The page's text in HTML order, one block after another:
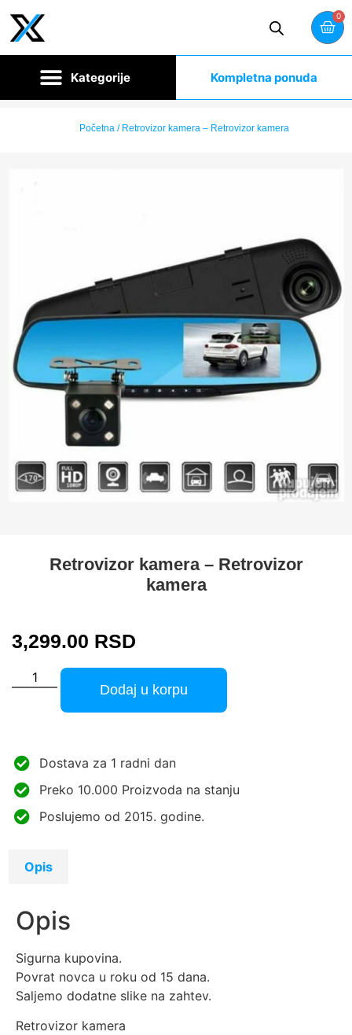
0
Kompletna ponuda
Početna/ Retrovizor kamera – Retrovizor kamera
Retrovizor kamera – Retrovizor
kamera
3,299.00 RSD
Dodaj u korpu
Dostava za 1 radni dan
Preko 10.000 Proizvoda na stanju
Poslujemo od 2015. godine.
Opis
Opis
Sigurna kupovina.
Povrat novca u roku od 15 dana.
Saljemo dodatne slike na zahtev.
Retrovizor kamera